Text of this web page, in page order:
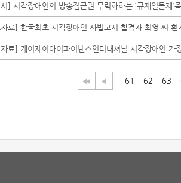
] 시각장애인의 방송접근권 무력화하는 `규제일몰제`
료] 한국최초 시각장애인 사법고시 합격자 최영 씨 흰
료] 케이제이아이파이낸스인터내셔널 시각장애인 가
61 62 63